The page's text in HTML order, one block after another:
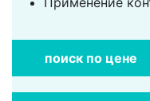
поиск по цене